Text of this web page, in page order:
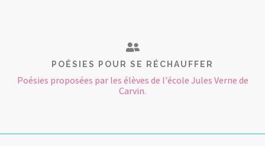
POÉSIES POUR SE RÉCHAUFFER
Poésies proposées par les élèves de l'école Jules Verne de
Carvin.